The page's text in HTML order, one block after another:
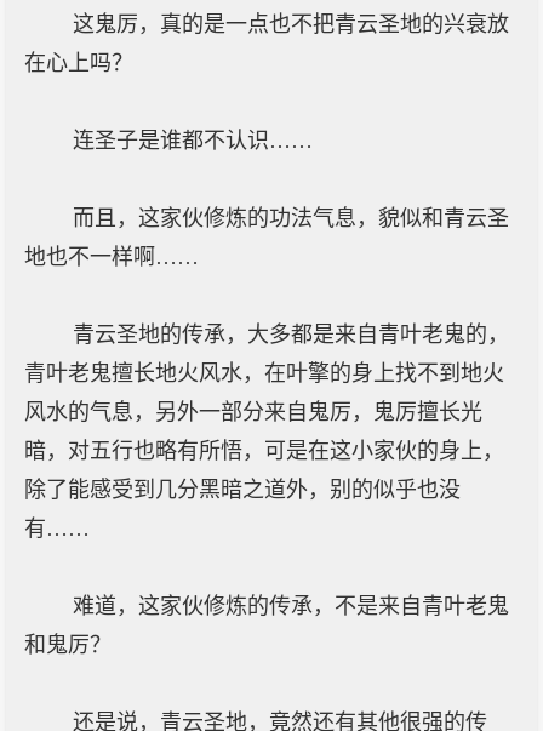
这鬼厉，真的是一点也不把青云圣地的兴衰放
在心上吗？
连圣子是谁都不认识……
而且，这家伙修炼的功法气息，貌似和青云圣
地也不一样啊……
青云圣地的传承，大多都是来自青叶老鬼的，
青叶老鬼擅长地火风水，在叶擎的身上找不到地火
风水的气息，另外一部分来自鬼厉，鬼厉擅长光
暗，对五行也略有所悟，可是在这小家伙的身上，
除了能感受到几分黑暗之道外，别的似乎也没
有……
难道，这家伙修炼的传承，不是来自青叶老鬼
和鬼厉？
还是说，青云圣地，竟然还有其他很强的传